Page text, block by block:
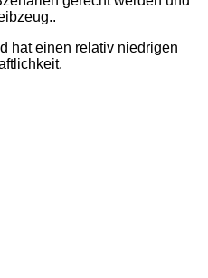
hat einen relativ niedrigen